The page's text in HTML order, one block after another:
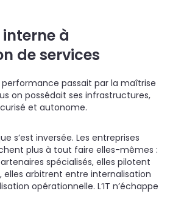
à
de services
passait par la maîtrise
on possédait ses infrastructures,
et autonome.
s’est inversée. Les entreprises
plus à tout faire elles-mêmes :
spécialisés, elles pilotent
elles arbitrent entre internalisation
opérationnelle. L’IT n’échappe